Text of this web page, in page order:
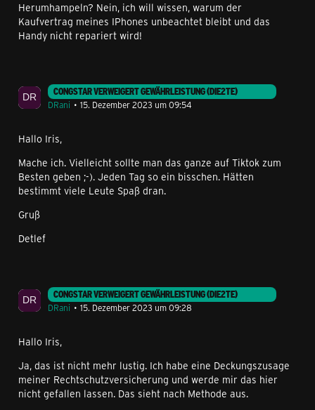
Herumhampeln? Nein, ich will wissen, warum der
Kaufvertrag meines IPhones unbeachtet bleibt und das
Handy nicht repariert wird!
CONGSTAR VERWEIGERT GEWÄHRLEISTUNG (DIE2TE)
DRani
15. Dezember 2023 um 09:54
Hallo Iris,
Mache ich. Vielleicht sollte man das ganze auf Tiktok zum
Besten geben ;-). Jeden Tag so ein bisschen. Hätten
bestimmt viele Leute Spaß dran.
Gruß
Detlef
CONGSTAR VERWEIGERT GEWÄHRLEISTUNG (DIE2TE)
DRani
15. Dezember 2023 um 09:28
Hallo Iris,
Ja, das ist nicht mehr lustig. Ich habe eine Deckungszusage
meiner Rechtschutzversicherung und werde mir das hier
nicht gefallen lassen. Das sieht nach Methode aus.